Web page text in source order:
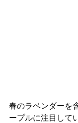
春のラベンダーを
ープルに注目して